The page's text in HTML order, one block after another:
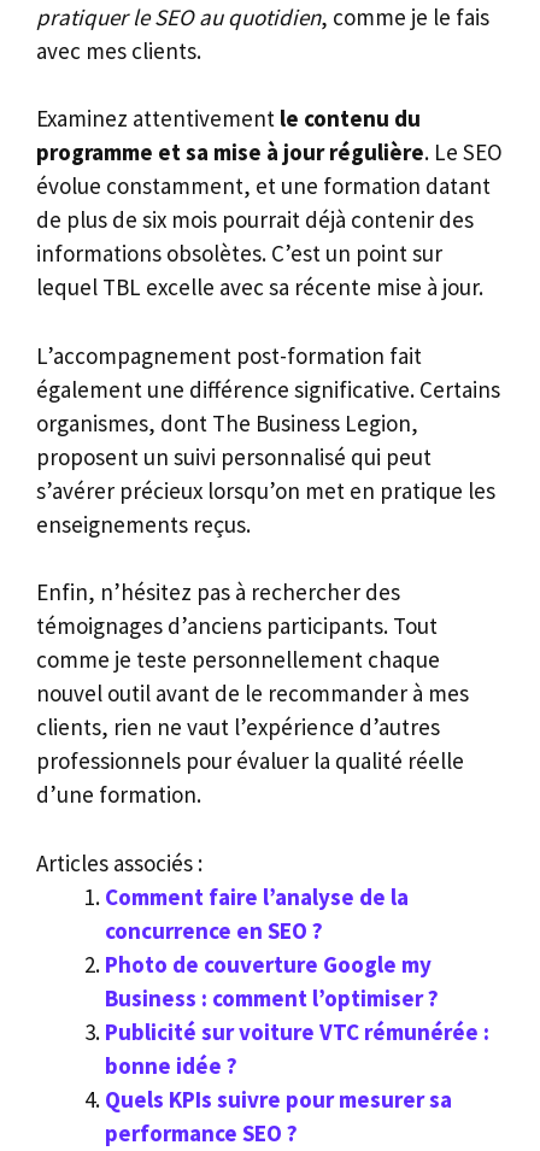
pratiquer le SEO au quotidien, comme je le fais
avec mes clients.
Examinez attentivement le contenu du
programme et sa mise à jour régulière. Le SEO
évolue constamment, et une formation datant
de plus de six mois pourrait déjà contenir des
informations obsolètes. C’est un point sur
lequel TBL excelle avec sa récente mise à jour.
L’accompagnement post-formation fait
également une différence significative. Certains
organismes, dont The Business Legion,
proposent un suivi personnalisé qui peut
s’avérer précieux lorsqu’on met en pratique les
enseignements reçus.
Enfin, n’hésitez pas à rechercher des
témoignages d’anciens participants. Tout
comme je teste personnellement chaque
nouvel outil avant de le recommander à mes
clients, rien ne vaut l’expérience d’autres
professionnels pour évaluer la qualité réelle
d’une formation.
Articles associés :
Comment faire l’analyse de la
concurrence en SEO ?
Photo de couverture Google my
Business : comment l’optimiser ?
Publicité sur voiture VTC rémunérée :
bonne idée ?
Quels KPIs suivre pour mesurer sa
performance SEO ?